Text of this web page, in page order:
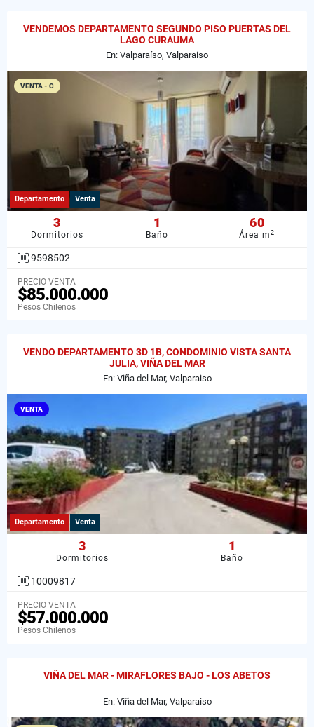
VENDEMOS DEPARTAMENTO SEGUNDO PISO PUERTAS DEL
LAGO CURAUMA
En: Valparaíso, Valparaiso
VENTA - C
Departamento Venta
3
Dormitorios
1
Baño
60
Área m2
9598502
PRECIO VENTA
$85.000.000
Pesos Chilenos
VENDO DEPARTAMENTO 3D 1B, CONDOMINIO VISTA SANTA
JULIA, VIÑA DEL MAR
En: Viña del Mar, Valparaiso
VENTA
Departamento Venta
3
Dormitorios
1
Baño
10009817
PRECIO VENTA
$57.000.000
Pesos Chilenos
VIÑA DEL MAR - MIRAFLORES BAJO - LOS ABETOS
En: Viña del Mar, Valparaiso